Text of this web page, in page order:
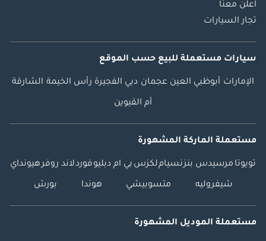
اعلن معنا
تجار السيارات
سيارات مستعملة للبيع حسب الموقع
الإمارات أبوظبي العين عجمان دبي الفجيرة رأس الخيمة الشارقة
أم القيوين
مستعملة الماركة المشهورة
تويوتا مرسيدس بنزنسياملكزس بي ام دبليوفوردلاند روفرهيونداي
شيفروليه متسوبيشي هوندا بورش
مستعملة الموديل المشهورة